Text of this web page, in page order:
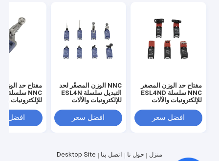
مفتاح حد الوزن المصغر
NNC سلسلة ESL4ND
للإلكترونيات والآلات
افضل سعر
NNC الوزن المصغّر لحد
التبديل سلسلة ESL4N
للإلكترونيات والآلات
افضل سعر
مفتاح حد
للإلكترونيات
افضل
منزل حول نا اتصل بنا
Desktop Site